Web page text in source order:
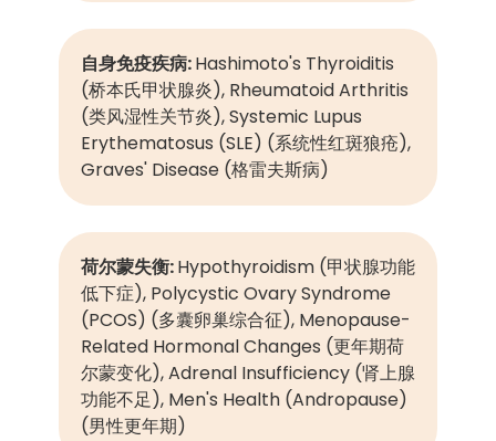
自身免疫疾病:Hashimoto's Thyroiditis
(桥本氏甲状腺炎), Rheumatoid Arthritis
(类风湿性关节炎), Systemic Lupus
Erythematosus (SLE) (系统性红斑狼疮),
Graves' Disease (格雷夫斯病)
荷尔蒙失衡:Hypothyroidism (甲状腺功能
低下症), Polycystic Ovary Syndrome
(PCOS) (多囊卵巢综合征), Menopause-
Related Hormonal Changes (更年期荷
尔蒙变化), Adrenal Insufficiency (肾上腺
功能不足), Men's Health (Andropause)
(男性更年期)